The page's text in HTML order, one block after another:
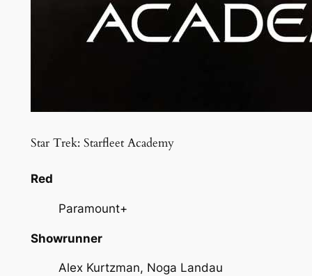
Star Trek: Starfleet Academy
Red
Paramount+
Showrunner
Alex Kurtzman, Noga Landau